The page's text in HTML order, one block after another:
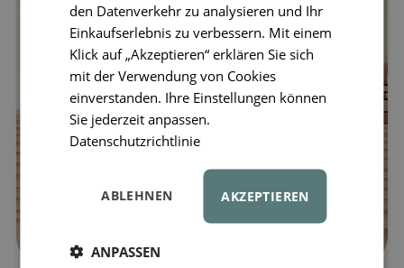
den Datenverkehr zu analysieren und Ihr
Einkaufserlebnis zu verbessern. Mit einem
Klick auf „Akzeptieren“ erklären Sie sich
mit der Verwendung von Cookies
einverstanden. Ihre Einstellungen können
Sie jederzeit anpassen.
Datenschutzrichtlinie
AKZEPTIEREN
ABLEHNEN
ANPASSEN